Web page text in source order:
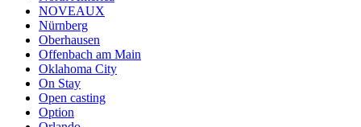
NOVEAUX
Nürnberg
Oberhausen
Offenbach am Main
Oklahoma City
On Stay
Open casting
Option